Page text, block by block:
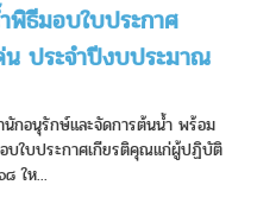
พิธีมอบใบประกาศ
ประจำปีงบประมาณ
กอนุรักษ์และจัดการต้นน้ำ พร้อม
บใบประกาศเกียรติคุณแก่ผู้ปฏิบัติ
ให...